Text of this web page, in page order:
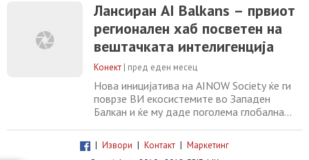
интелигенција во Западен Балкан. Оваа
иницијатива е дел од пошироката
програма на AINOW Society , чија мисија е
да ја унапреди писменоста,
истражувањето, иновациите и
одговорната
Лансиран AI Balkans – првиот
регионален хаб посветен на
вештачката интелигенција
Конект | пред еден месец
Нова иницијатива на AINOW Society ќе ги
поврзе ВИ екосистемите во Западен
Балкан и ќе му даде поголема глобална
првата невладина организација за
вештачка интелигенција во Северна
| Извори | Контакт | Маркетинг